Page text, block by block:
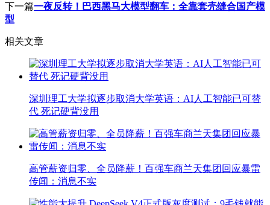
下一篇一夜反转！巴西黑马大模型翻车：全靠套壳缝合国产模
型
相关文章
深圳理工大学拟逐步取消大学英语：AI人工智能已可替
代 死记硬背没用
高管薪资归零、全员降薪！百强车商兰天集团回应暴雷
传闻：消息不实